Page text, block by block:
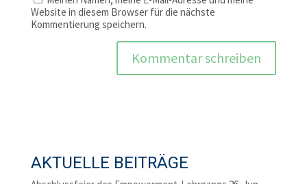
Website in diesem Browser für die nächste
Kommentierung speichern.
AKTUELLE BEITRÄGE